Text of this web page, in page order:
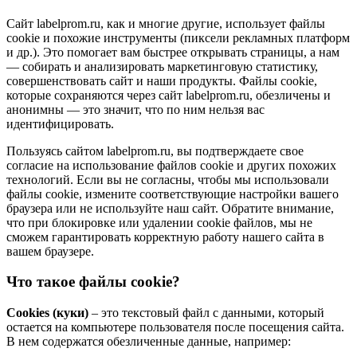
Сайт labelprom.ru, как и многие другие, использует файлы
cookie и похожие инструменты (пиксели рекламных платформ
и др.). Это помогает вам быстрее открывать страницы, а нам
— собирать и анализировать маркетинговую статистику,
совершенствовать сайт и наши продукты. Файлы сookie,
которые сохраняются через сайт labelprom.ru, обезличены и
анонимны — это значит, что по ним нельзя вас
идентифицировать.
Пользуясь сайтом labelprom.ru, вы подтверждаете свое
согласие на использование файлов cookie и других похожих
технологий. Если вы не согласны, чтобы мы использовали
файлы cookie, измените соответствующие настройки вашего
браузера или не используйте наш сайт. Обратите внимание,
что при блокировке или удалении cookie файлов, мы не
сможем гарантировать корректную работу нашего сайта в
вашем браузере.
Что такое файлы cookie?
Cookies (куки) – это текстовый файл с данными, который
остается на компьютере пользователя после посещения сайта.
В нем содержатся обезличенные данные, например: